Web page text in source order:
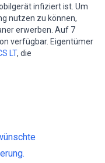
infiziert ist. Um
nutzen zu können,
erwerben. Auf 7
verfügbar. Eigentümer
LT, die